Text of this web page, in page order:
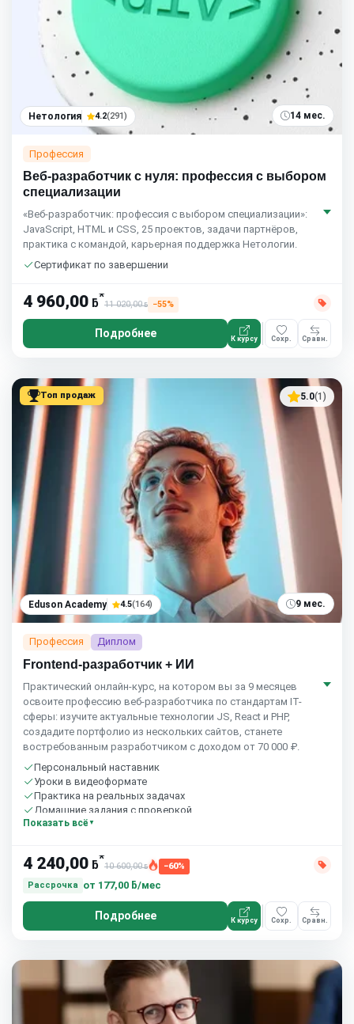
Нетология 4.2(291) 14 мес.
Профессия
Веб-разработчик с нуля: профессия с выбором
специализации
«Веб-разработчик: профессия с выбором специализации»:
JavaScript, HTML и CSS, 25 проектов, задачи партнёров,
практика с командой, карьерная поддержка Нетологии.
Сертификат по завершении
4 960,00 ƃ*
11 020,00ƃ −55%
Подробнее К курсу Сохр. Сравн.
Топ продаж 5.0(1)
Eduson Academy 4.5(164) 9 мес.
Профессия Диплом
Frontend-разработчик + ИИ
Практический онлайн-курс, на котором вы за 9 месяцев
освоите профессию веб-разработчика по стандартам IT-
сферы: изучите актуальные технологии JS, React и PHP,
создадите портфолио из нескольких сайтов, станете
востребованным разработчиком с доходом от 70 000 ₽.
Персональный наставник
Уроки в видеоформате
Практика на реальных задачах
Домашние задания с проверкой
Бесплатный пробный урок
Показать всё
4 240,00 ƃ*
10 600,00ƃ
−60%
Рассрочка
от 177,00 ƃ/мес
Подробнее К курсу Сохр. Сравн.